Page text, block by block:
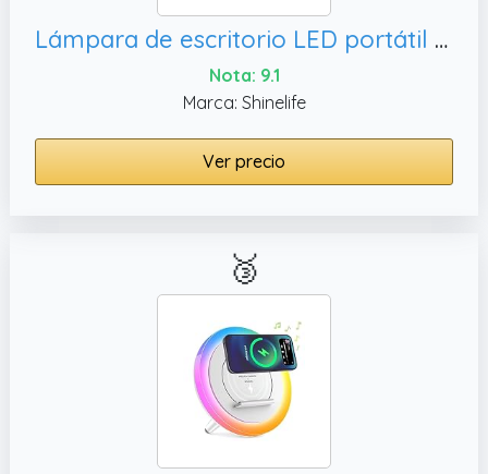
Lámpara de escritorio LED portátil brillante recargable, lámparas de mesa inalámbricas
Nota: 9.1
Marca: Shinelife
Ver precio
🥉